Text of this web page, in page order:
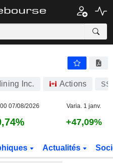
Inc. Actions
07/08/2026 Varia. 1 janv.
+47,09%
Actualités